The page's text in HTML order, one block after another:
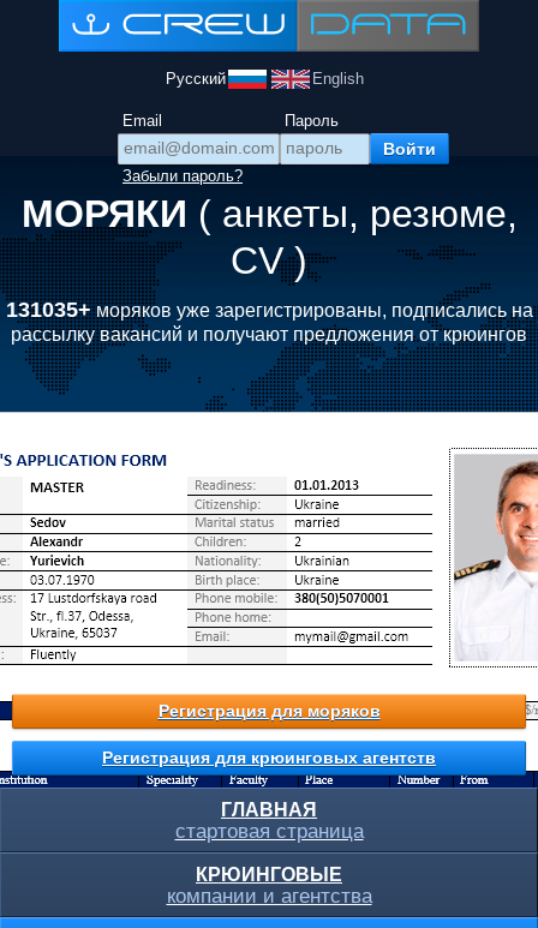
Русский English
Email Пароль
Забыли пароль?
МОРЯКИ ( анкеты, резюме,
CV )
131035+моряков уже зарегистрированы, подписались на
рассылку вакансий и получают предложения от крюингов
Регистрация для моряков
Регистрация для крюинговых агентств
ГЛАВНАЯ
стартовая страница
КРЮИНГОВЫЕ
компании и агентства